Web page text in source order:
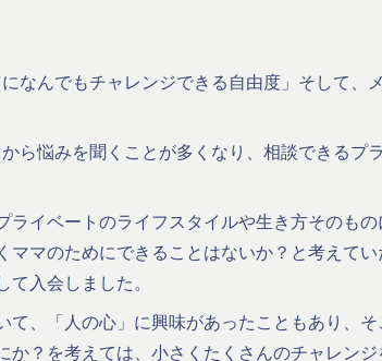
なんでもチャレンジできる自由度」そして、
ら悩みを聞くことが多くなり、相談できるプ
ライベートのライフスタイルや生き方そのも
ママのためにできることはないか？と考えて
て入会しました。
て、「人の心」に興味があったこともあり、
か？を考えては、小さくたくさんのチャレン